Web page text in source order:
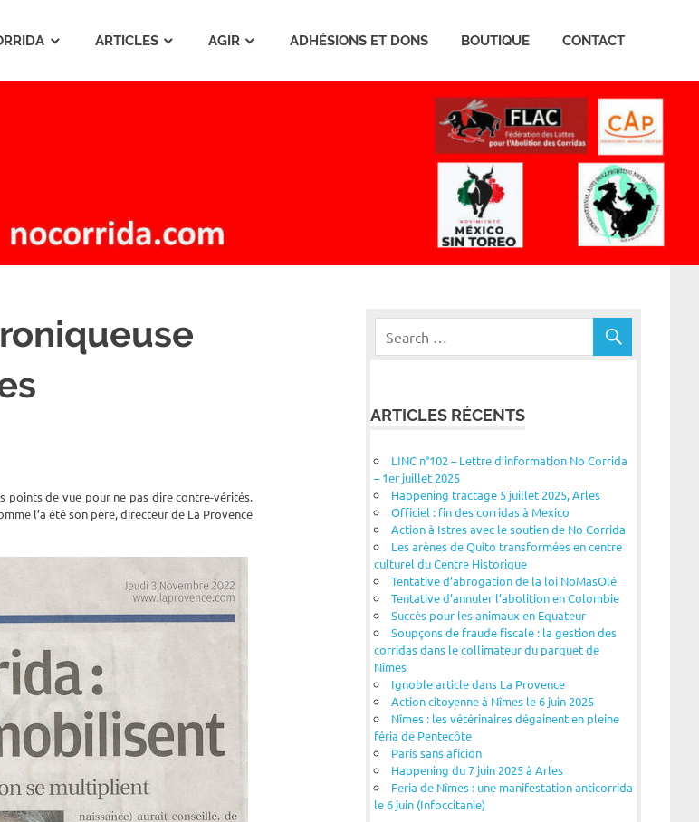
ARTICLES AGIR ADHÉSIONS ET DONS BOUTIQUE CONTACT
points de vue pour ne pas dire contre-vérités.
l’a été son père, directeur de La Provence
ARTICLES RÉCENTS
LINC n°102 – Lettre d’information No Corrida
– 1er juillet 2025
Happening tractage 5 juillet 2025, Arles
Officiel : fin des corridas à Mexico
Action à Istres avec le soutien de No Corrida
Les arènes de Quito transformées en centre
culturel du Centre Historique
Tentative d’abrogation de la loi NoMasOlé
Tentative d’annuler l’abolition en Colombie
Succès pour les animaux en Equateur
Soupçons de fraude fiscale : la gestion des
corridas dans le collimateur du parquet de
Nîmes
Ignoble article dans La Provence
Action citoyenne à Nîmes le 6 juin 2025
Nîmes : les vétérinaires dégainent en pleine
féria de Pentecôte
Paris sans aficion
Happening du 7 juin 2025 à Arles
Feria de Nîmes : une manifestation anticorrida
le 6 juin (Infoccitanie)